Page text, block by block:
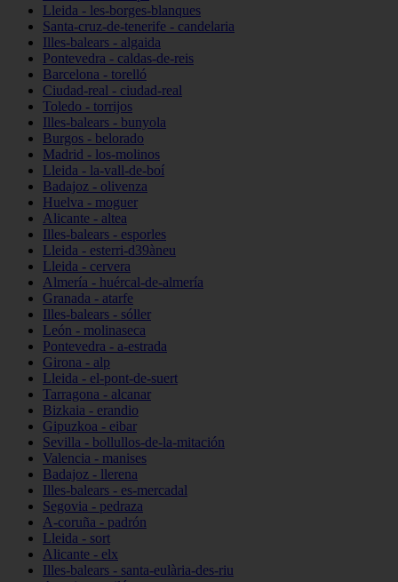
Lleida - les-borges-blanques
Santa-cruz-de-tenerife - candelaria
Illes-balears - algaida
Pontevedra - caldas-de-reis
Barcelona - torelló
Ciudad-real - ciudad-real
Toledo - torrijos
Illes-balears - bunyola
Burgos - belorado
Madrid - los-molinos
Lleida - la-vall-de-boí
Badajoz - olivenza
Huelva - moguer
Alicante - altea
Illes-balears - esporles
Lleida - esterri-d39àneu
Lleida - cervera
Almería - huércal-de-almería
Granada - atarfe
Illes-balears - sóller
León - molinaseca
Pontevedra - a-estrada
Girona - alp
Lleida - el-pont-de-suert
Tarragona - alcanar
Bizkaia - erandio
Gipuzkoa - eibar
Sevilla - bollullos-de-la-mitación
Valencia - manises
Badajoz - llerena
Illes-balears - es-mercadal
Segovia - pedraza
A-coruña - padrón
Lleida - sort
Alicante - elx
Illes-balears - santa-eulària-des-riu